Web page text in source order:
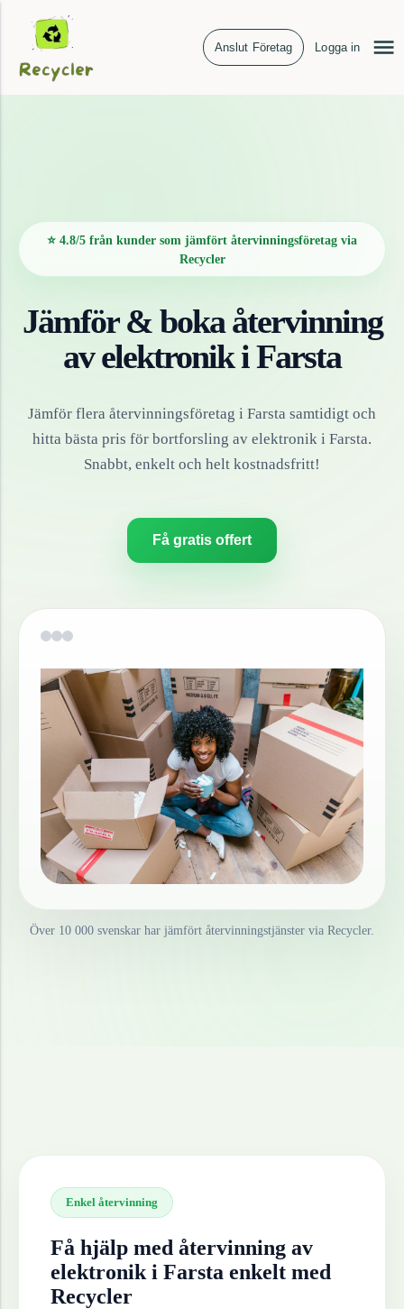
Anslut Företag Logga in
⭐ 4.8/5 från kunder som jämfört återvinningsföretag via
Recycler
Jämför & boka återvinning
avelektronikiFarsta
Jämför flera återvinningsföretag i Farsta samtidigt och
hitta bästa pris för bortforsling av elektronik i Farsta.
Snabbt, enkelt och helt kostnadsfritt!
Få gratis offert
Över 10 000 svenskar har jämfört återvinningstjänster via Recycler.
Enkel återvinning
Få hjälp med återvinning av
elektronik i Farsta enkelt med
Recycler